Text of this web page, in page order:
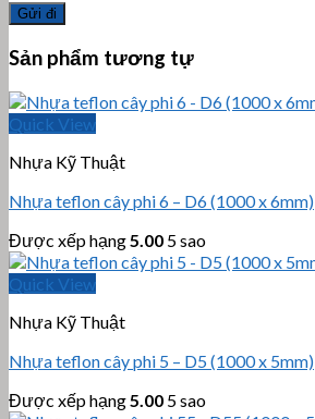
Sản phẩm tương tự
Quick View
Nhựa Kỹ Thuật
Nhựa teflon cây phi 6 – D6 (1000 x 6mm)
Được xếp hạng 5.00 5 sao
Quick View
Nhựa Kỹ Thuật
Nhựa teflon cây phi 5 – D5 (1000 x 5mm)
Được xếp hạng 5.00 5 sao